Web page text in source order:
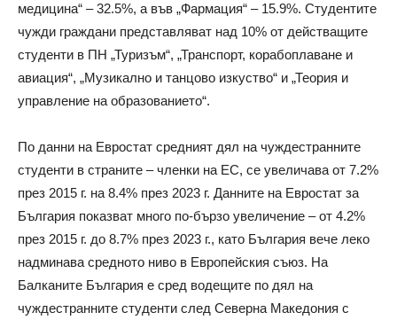
медицина“ – 32.5%, а във „Фармация“ – 15.9%. Студентите
чужди граждани представляват над 10% от действащите
студенти в ПН „Туризъм“, „Транспорт, корабоплаване и
авиация“, „Музикално и танцово изкуство“ и „Теория и
управление на образованието“.
По данни на Евростат средният дял на чуждестранните
студенти в страните – членки на ЕС, се увеличава от 7.2%
през 2015 г. на 8.4% през 2023 г. Данните на Евростат за
България показват много по-бързо увеличение – от 4.2%
през 2015 г. до 8.7% през 2023 г., като България вече леко
надминава средното ниво в Европейския съюз. На
Балканите България е сред водещите по дял на
чуждестранните студенти след Северна Македония с